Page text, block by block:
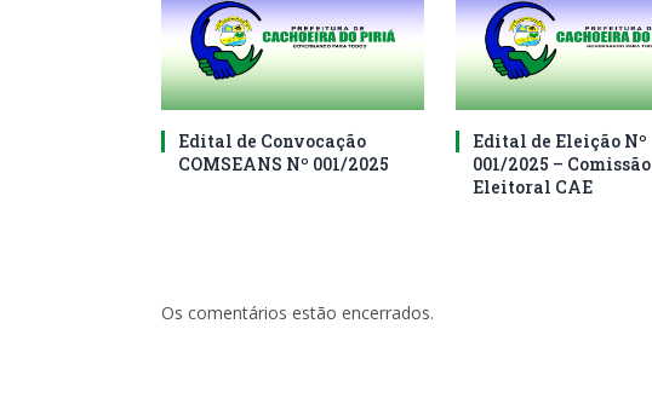
Edital de Convocação
COMSEANS Nº 001/2025
Edital de Eleição Nº
001/2025 – Comissão
Eleitoral CAE
Os comentários estão encerrados.